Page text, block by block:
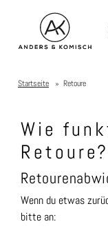
Startseite » Retoure
Wie
Retoure?
Wenn du etwas
bitte an: